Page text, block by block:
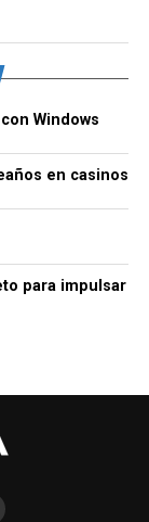
Windows
en casinos
para impulsar